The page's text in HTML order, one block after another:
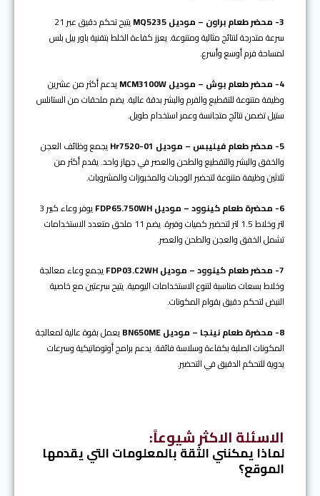
3- محضر طعام براون – موديل MQ5235
يتيح تحكم دقيق عبر 21
سرعة متدرجة لنتائج مثالية ومتنوعة. يعزز كفاءة الخلط بتقنية باور بيل بلس
لمساحة فرم أوسع وأسرع.
4- محضر طعام بوش – موديل MCM3100W
يدعم أكثر من عشرين
وظيفة متنوعة للتقطيع والفرم والبشر بدقة عالية. يضم ملحقات من الستانلس
ستيل تضمن نتائج متجانسة وعمر استخدام طويل.
5- محضر طعام فيليبس – موديل Hr7520-01
يجمع وظائف العجن
والخفق والبشر والتقطيع والطحن والعصر في جهاز واحد. يقدم أكثر من
ثلاثين وظيفة متنوعة لتحضير الوجبات والمخبوزات والمشروبات.
6- محضرة طعام كينوود – موديل FDP65.750WH
يوفر وعاء كبير 3
لتر وخلاط 1.5 لتر لتحضير كميات وفيرة. يضم 11 ملحق متعدد الاستخدامات
تشمل الخفق والعجن والطحن والعصر.
7- محضر طعام كينوود – موديل FDP03.C2WH
يجمع وعاء معالجة
وخلاط بسعات مناسبة لتنوع الاستخدامات اليومية. يتيح سرعتين مع خاصية
النبض لتحكم دقيق بقوام المكونات.
8- محضرة طعام نينجا – موديل BN650ME
يعمل بقوة عالية لمعالجة
المكونات الصلبة بكفاءة وسلاسة فائقة. يدعم برامج أوتوماتيكية وسرعات
يدوية للتحكم الدقيق في التحضير.
الاسئلة الاكثر شيوعاً:
لماذا يمكنني الثقة بالمعلومات التي يقدمها
الموقع؟